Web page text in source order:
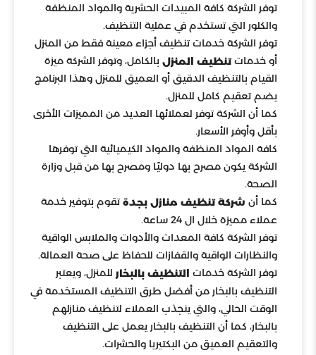
توفر الشركة كافة المبيدات الحشرية والمواد المنظفة
والكلور التي تستخدم في عملية التنظيف.
توفر الشركة خدمات تنظيف أجزاء معينة فقط من المنزل
أو خدماتتنظيف المنزل بالكامل، وتوفر الشركة ميزة
القيام بالتنظيف الدقيق أو العميق للمنزل وهذا البرنامج
يضم تعقيم كامل للمنزل.
كما أن الشركة توفر لعملائها العديد من المميزات الأخرى
بأقل وأوفر الأسعار.
كافة المواد المنظفة والمواد الكيميائية التي توفرها
الشركة يكون مصرح بها دوليًا ومصرح بها من قبل وزارة
الصحة.
كما أن شركة تنظيف منازل بجدةتقوم بتوفير خدمة
عملاء مميزة خلال ال 24 ساعة.
توفر الشركة كافة المعدات والأدوات والملابس الواقية
والنظارات الواقية والقفازات للحفاظ على صحة العمالة.
توفر الشركة خدمات التنظيف بالبخار للمنزل، ويعتبر
التنظيف بالبخار من أفضل طرق التنظيف المستخدمة في
الوقت الحالي، والتي ينجذب العملاء لتنظيف منازلهم
بالبخار، كما أن التنظيف بالبخار يعمل على التنظيف
والتعقيم العميق من البكتيريا والحشرات.